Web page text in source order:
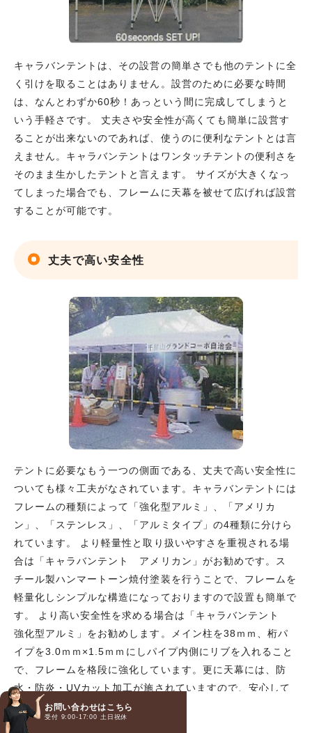
キャラバンテントは、その設営の簡単さでも他のテントに全
く引けを取ることはありません。設営のために必要な時間
は、なんとわずか60秒！あっという間に完成してしまうと
いう手軽さです。 丈夫さや安全性が高くても簡単に設営す
ることが出来ないのであれば、使うのに便利なテントとは言
えません。キャラバンテントはワンタッチテントの便利さを
そのまま生かしたテントと言えます。 サイズが大きくなっ
てしまった場合でも、フレームに天幕を被せて広げれば設営
することが可能です。
丈夫で高い安全性
テントに必要なもう一つの側面である、丈夫で高い安全性に
ついても様々工夫がなされています。キャラバンテントには
フレームの種類によって「強化型アルミ」、「アメリカ
ン」、「ステンレス」、「アルミタイプ」の4種類に分けら
れています。 より軽量性と取り扱いやすさを重視される場
合は「キャラバンテント アメリカン」がお勧めです。ス
チール製ハンマートーン焼付塗装を行うことで、フレームを
軽量化しシンプルな構造になっておりますので設置も簡単で
す。 より高い安全性を求める場合は「キャラバンテント
強化型アルミ」をお勧めします。メイン柱を38ｍｍ、桁パ
イプを3.0ｍｍ×1.5ｍｍにしパイプ内側にリブを入れること
で、フレームを格段に強化しています。更に天幕には、防
水・防炎・UVカット加工が施されていますので、安心して
お使い頂くことが出来ます。 また、オプションとしてベー
スプレートや砂袋等をご用意しておりますので、これらを合
お問い合わせはこちら
受付 9:00-17:00 土日祝休